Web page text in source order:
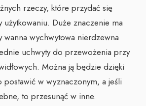
rzeczy, które przydać się
Duże znaczenie ma
wychwytowa nierdzewna
uchwyty do przewożenia przy
Można ją będzie dzięki
postawić w wyznaczonym, a jeśli
to przesunąć w inne.